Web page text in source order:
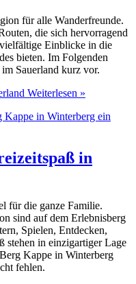
für alle Wanderfreunde.
die sich hervorragend
Einblicke in die
bieten. Im Folgenden
Sauerland kurz vor.
Weiterlesen »
in
für die ganze Familie.
sind auf dem Erlebnisberg
Spielen, Entdecken,
stehen in einzigartiger Lage
Kappe in Winterberg
fehlen.